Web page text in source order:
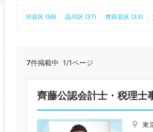
渋谷区 (59) 品川区 (37) 世田谷区 (33)
7件掲載中 1/1ページ
齊藤公認会計士・税理士
東